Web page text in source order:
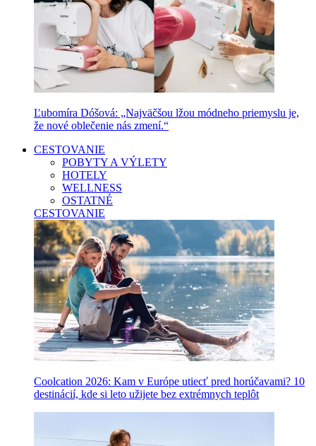
Ľubomíra Dóšová: „Najväčšou lžou módneho priemyslu je,
že nové oblečenie nás zmení.“
CESTOVANIE
POBYTY A VÝLETY
HOTELY
WELLNESS
OSTATNÉ
CESTOVANIE
Coolcation 2026: Kam v Európe utiecť pred horúčavami? 10
destinácií, kde si leto užijete bez extrémnych teplôt